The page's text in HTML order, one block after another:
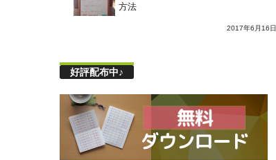
方法
2017年6月16日
好評配布中♪